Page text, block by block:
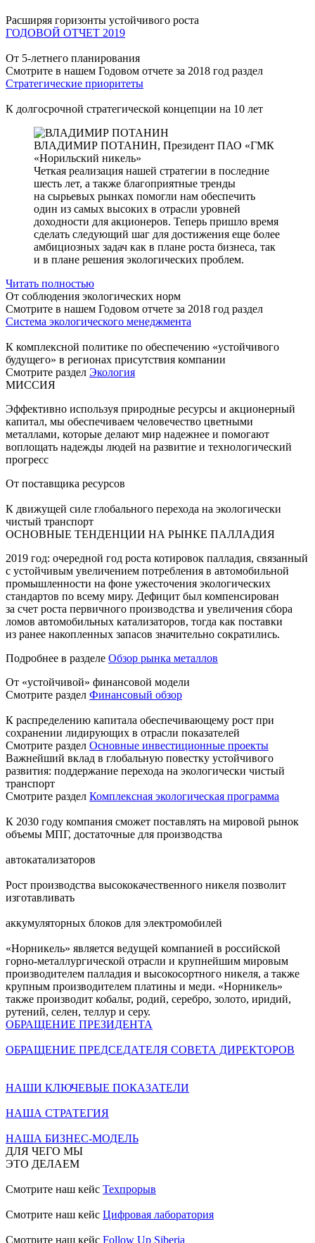
Расширяя горизонты устойчивого роста
ГОДОВОЙ ОТЧЕТ 2019
От 5-летнего планирования
Смотрите в нашем Годовом отчете за 2018 год раздел
Стратегические приоритеты
К долгосрочной стратегической концепции на 10 лет
ВЛАДИМИР ПОТАНИН, Президент ПАО «ГМК
«Норильский никель»
Четкая реализация нашей стратегии в последние
шесть лет, а также благоприятные тренды
на сырьевых рынках помогли нам обеспечить
один из самых высоких в отрасли уровней
доходности для акционеров. Теперь пришло время
сделать следующий шаг для достижения еще более
амбициозных задач как в плане роста бизнеса, так
и в плане решения экологических проблем.
Читать полностью
От соблюдения экологических норм
Смотрите в нашем Годовом отчете за 2018 год раздел
Система экологического менеджмента
К комплексной политике по обеспечению «устойчивого
будущего» в регионах присутствия компании
Смотрите раздел Экология
МИССИЯ
Эффективно используя природные ресурсы и акционерный
капитал, мы обеспечиваем человечество цветными
металлами, которые делают мир надежнее и помогают
воплощать надежды людей на развитие и технологический
прогресс
От поставщика ресурсов
К движущей силе глобального перехода на экологически
чистый транспорт
ОСНОВНЫЕ ТЕНДЕНЦИИ НА РЫНКЕ ПАЛЛАДИЯ
2019 год: очередной год роста котировок палладия, связанный
с устойчивым увеличением потребления в автомобильной
промышленности на фоне ужесточения экологических
стандартов по всему миру. Дефицит был компенсирован
за счет роста первичного производства и увеличения сбора
ломов автомобильных катализаторов, тогда как поставки
из ранее накопленных запасов значительно сократились.
Подробнее в разделе Обзор рынка металлов
От «устойчивой» финансовой модели
Смотрите раздел Финансовый обзор
К распределению капитала обеспечивающему рост при
сохранении лидирующих в отрасли показателей
Смотрите раздел Основные инвестиционные проекты
Важнейший вклад в глобальную повестку устойчивого
развития: поддержание перехода на экологически чистый
транспорт
Смотрите раздел Комплексная экологическая программа
К 2030 году компания сможет поставлять на мировой рынок
объемы МПГ, достаточные для производства
автокатализаторов
Рост производства высококачественного никеля позволит
изготавливать
аккумуляторных блоков для электромобилей
«Норникель» является ведущей компанией в российской
горно-металлургической отрасли и крупнейшим мировым
производителем палладия и высокосортного никеля, а также
крупным производителем платины и меди. «Норникель»
также производит кобальт, родий, серебро, золото, иридий,
рутений, селен, теллур и серу.
ОБРАЩЕНИЕ ПРЕЗИДЕНТА
ОБРАЩЕНИЕ ПРЕДСЕДАТЕЛЯ СОВЕТА ДИРЕКТОРОВ
НАШИ КЛЮЧЕВЫЕ ПОКАЗАТЕЛИ
НАША СТРАТЕГИЯ
НАША БИЗНЕС-МОДЕЛЬ
ДЛЯ ЧЕГО МЫ
ЭТО ДЕЛАЕМ
Смотрите наш кейс Техпрорыв
Смотрите наш кейс Цифровая лаборатория
Смотрите наш кейс Follow Up Siberia